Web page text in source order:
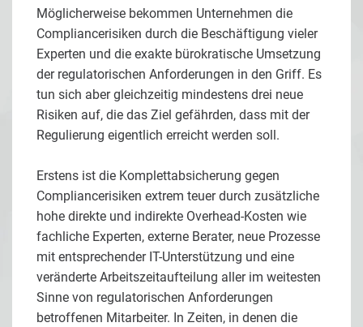
Möglicherweise bekommen Unternehmen die
Compliancerisiken durch die Beschäftigung vieler
Experten und die exakte bürokratische Umsetzung
der regulatorischen Anforderungen in den Griff. Es
tun sich aber gleichzeitig mindestens drei neue
Risiken auf, die das Ziel gefährden, dass mit der
Regulierung eigentlich erreicht werden soll.
Erstens ist die Komplettabsicherung gegen
Compliancerisiken extrem teuer durch zusätzliche
hohe direkte und indirekte Overhead-Kosten wie
fachliche Experten, externe Berater, neue Prozesse
mit entsprechender IT-Unterstützung und eine
veränderte Arbeitszeitaufteilung aller im weitesten
Sinne von regulatorischen Anforderungen
betroffenen Mitarbeiter. In Zeiten, in denen die